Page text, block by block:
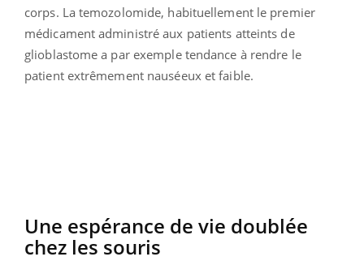
corps. La temozolomide, habituellement le premier
médicament administré aux patients atteints de
glioblastome a par exemple tendance à rendre le
patient extrêmement nauséeux et faible.
Une espérance de vie doublée
chez les souris